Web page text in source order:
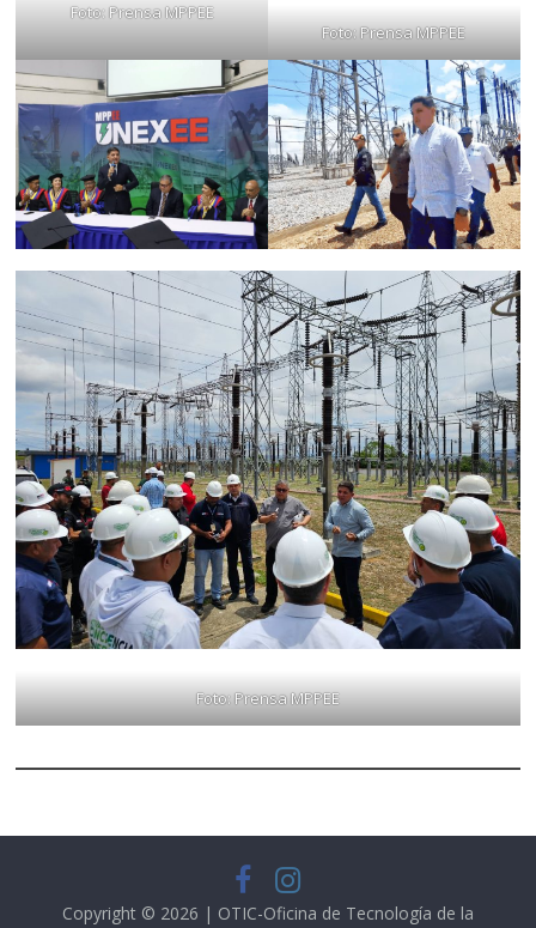
Foto: Prensa MPPEE
Foto: Prensa MPPEE
Foto: Prensa MPPEE
Copyright © 2026 | OTIC-Oficina de Tecnología de la